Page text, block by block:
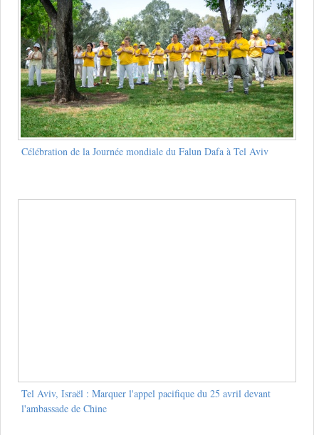
Célébration de la Journée mondiale du Falun Dafa à Tel Aviv
Tel Aviv, Israël : Marquer l'appel pacifique du 25 avril devant
l'ambassade de Chine